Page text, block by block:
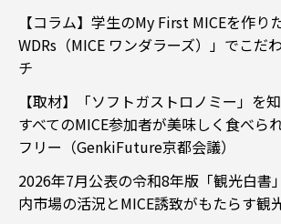
【コラム】学生のMy First MICEを作り
WDRs（MICE ワンダラーズ）」でこだ
チ
【取材】「ソフトガストロノミー」を
すべてのMICE参加者が美味しく食べら
フリー（GenkiFuture京都会議）
2026年7月公表の令和8年版「観光白書
内市場の活況とMICE誘致がもたらす観